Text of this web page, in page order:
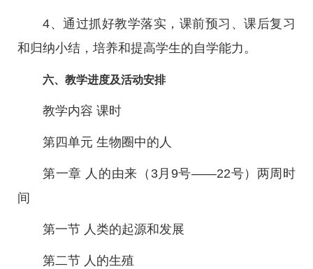
4、通过抓好教学落实，课前预习、课后复习
和归纳小结，培养和提高学生的自学能力。
六、教学进度及活动安排
教学内容 课时
第四单元 生物圈中的人
第一章 人的由来（3月9号——22号）两周时
间
第一节 人类的起源和发展
第二节 人的生殖